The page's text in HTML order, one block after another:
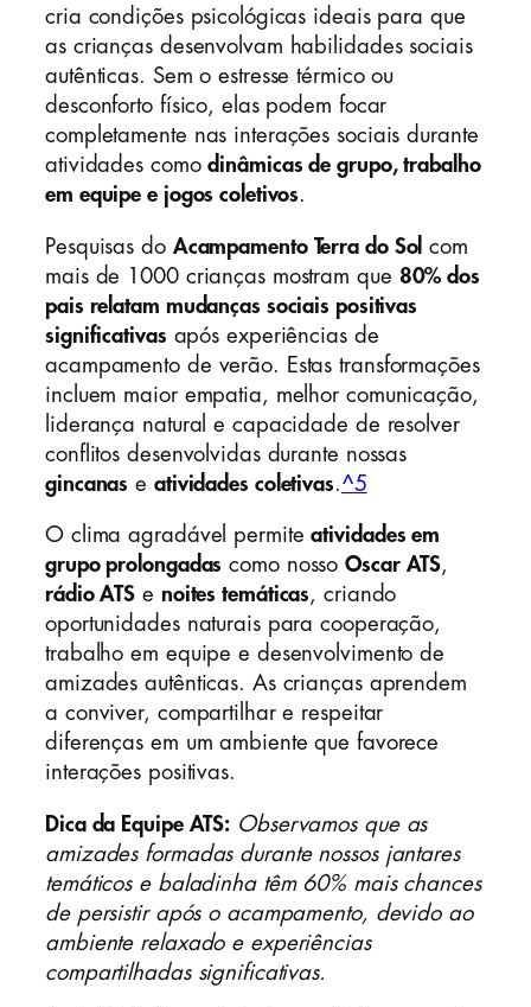
cria condições psicológicas ideais para que
as crianças desenvolvam habilidades sociais
autênticas. Sem o estresse térmico ou
desconforto físico, elas podem focar
completamente nas interações sociais durante
atividades comodinâmicas de grupo, trabalho
em equipe e jogos coletivos.
Pesquisas do Acampamento Terra do Sol com
mais de 1000 crianças mostram que 80% dos
pais relatam mudanças sociais positivas
significativas após experiências de
acampamento de verão. Estas transformações
incluem maior empatia, melhor comunicação,
liderança natural e capacidade de resolver
conflitos desenvolvidas durante nossas
gincanas e atividades coletivas ^5
O clima agradável permiteatividades em
grupo prolongadas como nossoOscar ATS,
rádio ATS e noites temáticas, criando
oportunidades naturais para cooperação,
trabalho em equipe e desenvolvimento de
amizades autênticas. As crianças aprendem
a conviver, compartilhar e respeitar
diferenças em um ambiente que favorece
interações positivas.
Dica da Equipe ATS: Observamos que as
amizades formadas durante nossos jantares
temáticos e baladinha têm 60% mais chances
de persistir após o acampamento, devido ao
ambiente relaxado e experiências
compartilhadas significativas.